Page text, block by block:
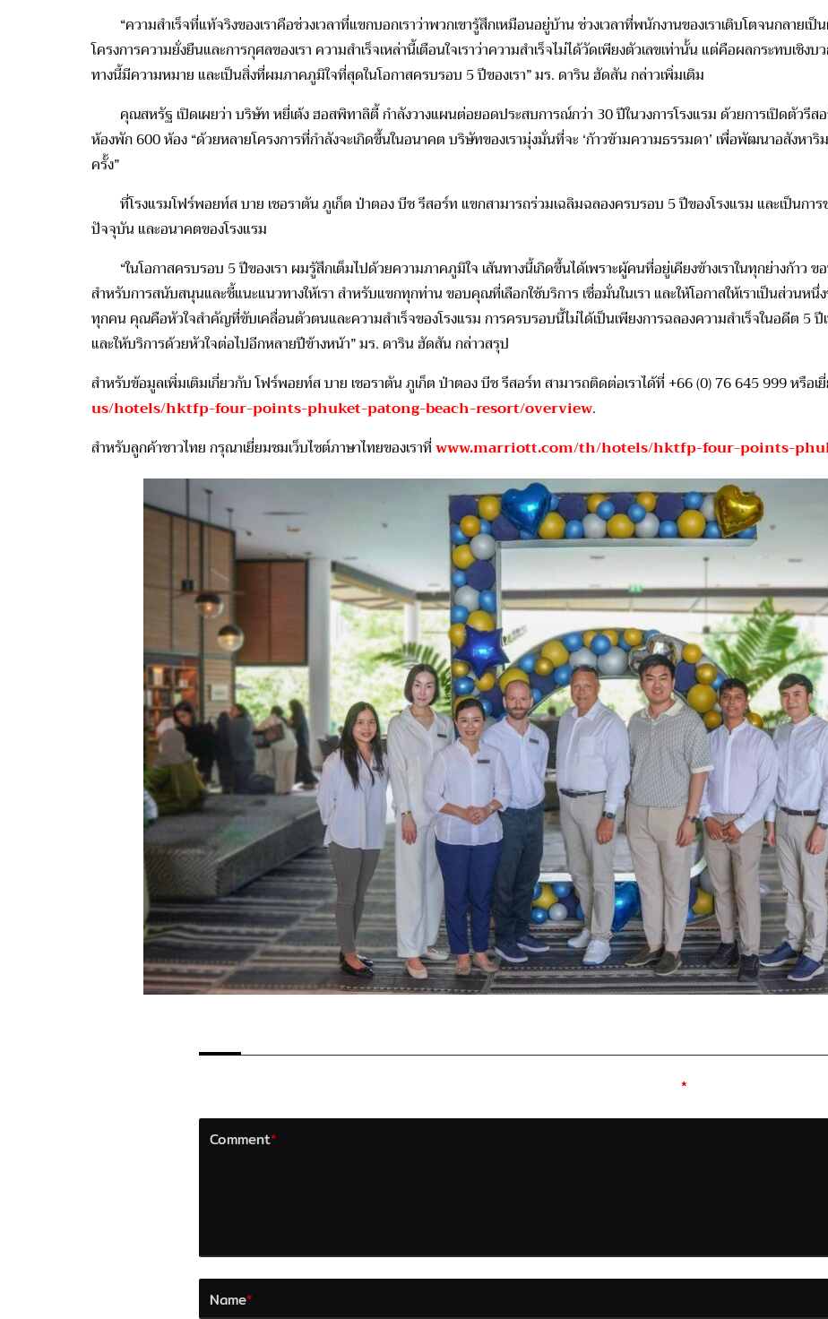
“ความสำเร็จที่แท้จริงของเราคือช่วงเวลาที่แขกบอกเราว่าพวกเขารู้สึกเหมือนอยู่บ้าน ช่วงเวลาที่พนักงานของเราเติบโตจนกลายเ
โครงการความยั่งยืนและการกุศลของเรา ความสำเร็จเหล่านี้เตือนใจเราว่าความสำเร็จไม่ได้วัดเพียงตัวเลขเท่านั้น แต่คือผลกระทบเชิ
ทางนี้มีความหมาย และเป็นสิ่งที่ผมภาคภูมิใจที่สุดในโอกาสครบรอบ 5 ปีของเรา” มร. ดาริน ฮัดสัน กล่าวเพิ่มเติม
คุณสหรัฐ เปิดเผยว่า บริษัท หยี่เต้ง ฮอสพิทาลิตี้ กำลังวางแผนต่อยอดประสบการณ์กว่า 30 ปีในวงการโรงแรม ด้วยการเปิดตัวรีส
ห้องพัก 600 ห้อง “ด้วยหลายโครงการที่กำลังจะเกิดขึ้นในอนาคต บริษัทของเรามุ่งมั่นที่จะ ‘ก้าวข้ามความธรรมดา’ เพื่อพัฒนาอสังห
ครั้ง”
ที่โรงแรมโฟร์พอยท์ส บาย เชอราตัน ภูเก็ต ป่าตอง บีช รีสอร์ท แขกสามารถร่วมเฉลิมฉลองครบรอบ 5 ปีของโรงแรม และเป็นก
ปัจจุบัน และอนาคตของโรงแรม
“ในโอกาสครบรอบ 5 ปีของเรา ผมรู้สึกเต็มไปด้วยความภาคภูมิใจ เส้นทางนี้เกิดขึ้นได้เพราะผู้คนที่อยู่เคียงข้างเราในทุกย่างก้าว
สำหรับการสนับสนุนและชี้แนะแนวทางให้เรา สำหรับแขกทุกท่าน ขอบคุณที่เลือกใช้บริการ เชื่อมั่นในเรา และให้โอกาสให้เราเป็นส่วน
ทุกคน คุณคือหัวใจสำคัญที่ขับเคลื่อนตัวตนและความสำเร็จของโรงแรม การครบรอบนี้ไม่ได้เป็นเพียงการฉลองความสำเร็จในอดีต 5 ปี
และให้บริการด้วยหัวใจต่อไปอีกหลายปีข้างหน้า” มร. ดาริน ฮัดสัน กล่าวสรุป
สำหรับข้อมูลเพิ่มเติมเกี่ยวกับ โฟร์พอยท์ส บาย เชอราตัน ภูเก็ต ป่าตอง บีช รีสอร์ท สามารถติดต่อเราได้ที่ +66 (0) 76 645 999 หรือเ
us/hotels/hktfp-four-points-phuket-patong-beach-resort/overview.
สำหรับลูกค้าชาวไทย กรุณาเยี่ยมชมเว็บไซต์ภาษาไทยของเราที่www.marriott.com/th/hotels/hktfp-four-points-
*
Comment*
Name*